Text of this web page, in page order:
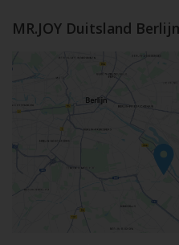
MR.JOY Duitsland Berlijn